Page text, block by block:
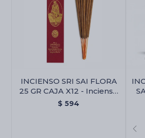
INCIENSO SRI SAI FLORA
25 GR CAJA X12 - Incienso
Sri Sai Flora 25 Gr Caja X12
$ 594